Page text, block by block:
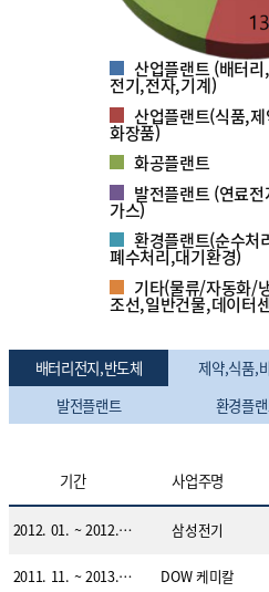
산업플랜트 (배터
전기,전자,기계)
산업플랜트(식품,
화장품)
화공플랜트
발전플랜트 (연료
가스)
환경플랜트(순수처
폐수처리,대기환경)
기타(물류/자동화/
조선,일반건물,데이터
플랜트 수행실적 분류
현재 분류
배터리전지,반도체 제약,식품,
발전플랜트
환경플
기간 사업주명
2012. 01. ~ 2012. 04. 삼성전기
2011. 11. ~ 2013. 02. DOW 케미칼